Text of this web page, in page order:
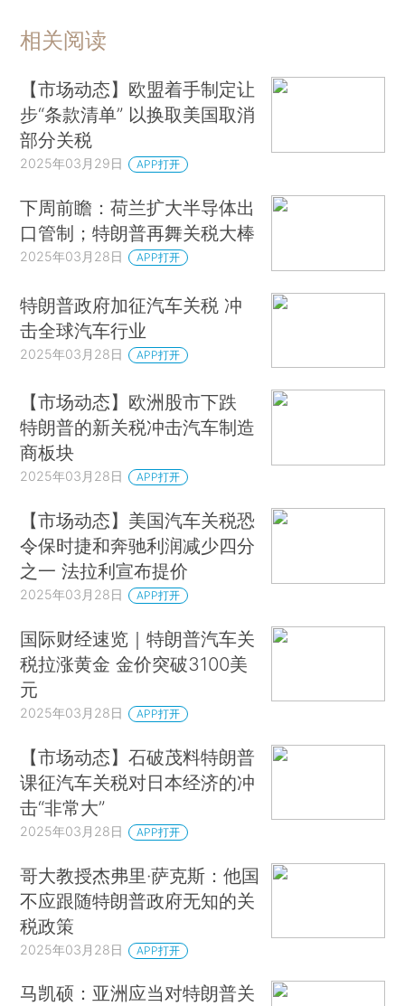
相关阅读
【市场动态】欧盟着手制定让
步“条款清单” 以换取美国取消
部分关税
2025年03月29日 APP打开
下周前瞻：荷兰扩大半导体出
口管制；特朗普再舞关税大棒
2025年03月28日 APP打开
特朗普政府加征汽车关税 冲
击全球汽车行业
2025年03月28日 APP打开
【市场动态】欧洲股市下跌
特朗普的新关税冲击汽车制造
商板块
2025年03月28日 APP打开
【市场动态】美国汽车关税恐
令保时捷和奔驰利润减少四分
之一 法拉利宣布提价
2025年03月28日 APP打开
国际财经速览｜特朗普汽车关
税拉涨黄金 金价突破3100美
元
2025年03月28日 APP打开
【市场动态】石破茂料特朗普
课征汽车关税对日本经济的冲
击“非常大”
2025年03月28日 APP打开
哥大教授杰弗里·萨克斯：他国
不应跟随特朗普政府无知的关
税政策
2025年03月28日 APP打开
马凯硕：亚洲应当对特朗普关